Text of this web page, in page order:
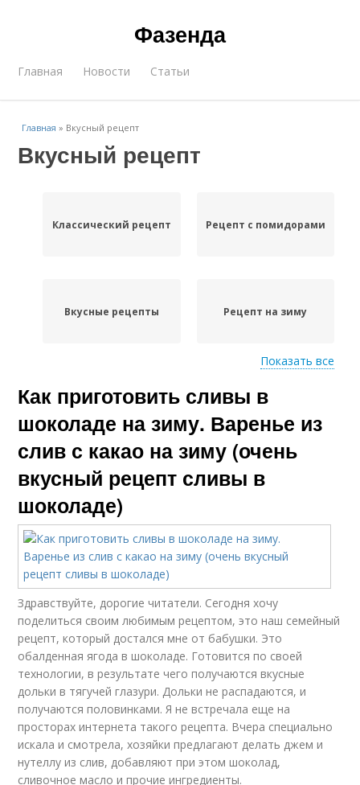
Фазенда
Главная Новости Статьи
Главная » Вкусный рецепт
Вкусный рецепт
Классический рецепт Рецепт с помидорами
Вкусные рецепты Рецепт на зиму
Сопливые рецепты Вкусные блюда
Простые рецепты Пошаговый рецепт
Рецепт в банках
Рецепты с фото
Рецепт на литровую
Рецепты в банках Рецепт с морковью
Показать все
Как приготовить сливы в
шоколаде на зиму. Варенье из
слив с какао на зиму (очень
вкусный рецепт сливы в
шоколаде)
Здравствуйте, дорогие читатели. Сегодня хочу
поделиться своим любимым рецептом, это наш семейный
рецепт, который достался мне от бабушки. Это
обалденная ягода в шоколаде. Готовится по своей
технологии, в результате чего получаются вкусные
дольки в тягучей глазури. Дольки не распадаются, и
получаются половинками. Я не встречала еще на
просторах интернета такого рецепта. Вчера специально
искала и смотрела, хозяйки предлагают делать джем и
нутеллу из слив, добавляют при этом шоколад,
сливочное масло и прочие ингредиенты.